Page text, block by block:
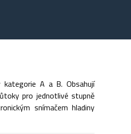
kategorie A a B. Obsahují
pro jednotlivé stupně
snímačem hladiny